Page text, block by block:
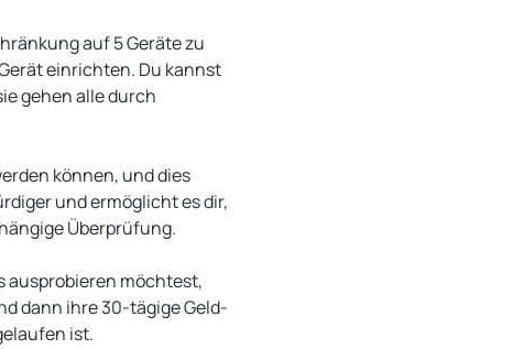
auf 5 Geräte zu
einrichten. Du kannst
gehen alle durch
können, und dies
und ermöglicht es dir,
Überprüfung.
ausprobieren möchtest,
dann ihre 30-tägige Geld-
ist.